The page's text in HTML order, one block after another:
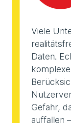
Viele
Daten.
Gefahr,
auffallen